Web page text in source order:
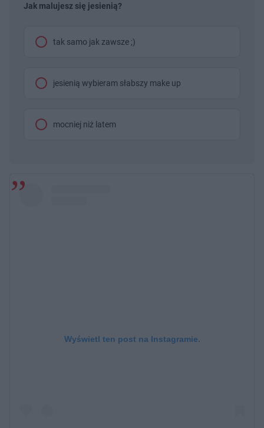
Jak malujesz się jesienią?
tak samo jak zawsze ;)
jesienią wybieram słabszy make up
mocniej niż latem
Wyświetl ten post na Instagramie.